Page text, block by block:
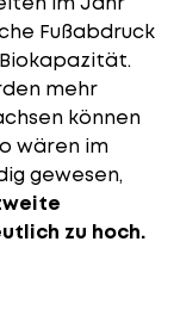
Fußabdruck
mehr
können
wären im
gewesen,
zu hoch.